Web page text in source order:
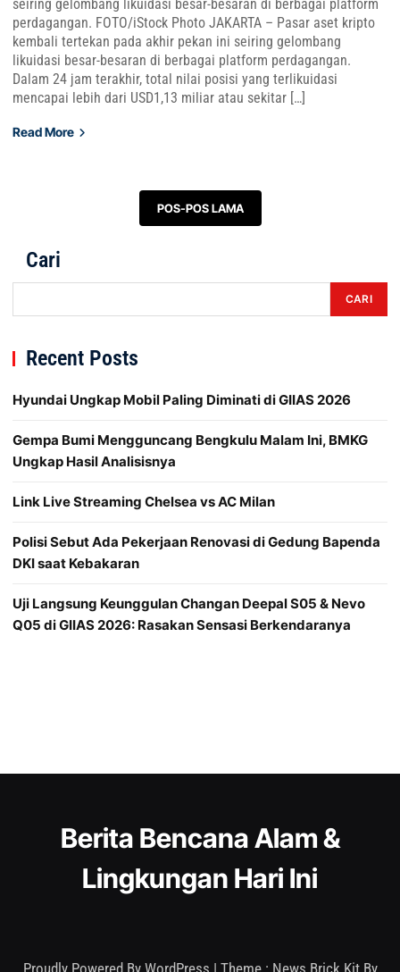
seiring gelombang likuidasi besar-besaran di berbagai platform
perdagangan. FOTO/iStock Photo JAKARTA – Pasar aset kripto
kembali tertekan pada akhir pekan ini seiring gelombang
likuidasi besar-besaran di berbagai platform perdagangan.
Dalam 24 jam terakhir, total nilai posisi yang terlikuidasi
mencapai lebih dari USD1,13 miliar atau sekitar […]
Read More
POS-POS LAMA
Cari
CARI
Recent Posts
Hyundai Ungkap Mobil Paling Diminati di GIIAS 2026
Gempa Bumi Mengguncang Bengkulu Malam Ini, BMKG
Ungkap Hasil Analisisnya
Link Live Streaming Chelsea vs AC Milan
Polisi Sebut Ada Pekerjaan Renovasi di Gedung Bapenda
DKI saat Kebakaran
Uji Langsung Keunggulan Changan Deepal S05 & Nevo
Q05 di GIIAS 2026: Rasakan Sensasi Berkendaranya
Berita Bencana Alam &
Lingkungan Hari Ini
Proudly Powered By WordPress | Theme : News Brick Kit By